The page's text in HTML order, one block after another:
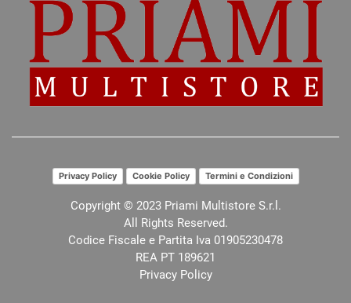
Privacy Policy Cookie Policy Termini e Condizioni
Copyright © 2023 Priami Multistore S.r.l.
All Rights Reserved.
Codice Fiscale e Partita Iva 01905230478
REA PT 189621
Privacy Policy